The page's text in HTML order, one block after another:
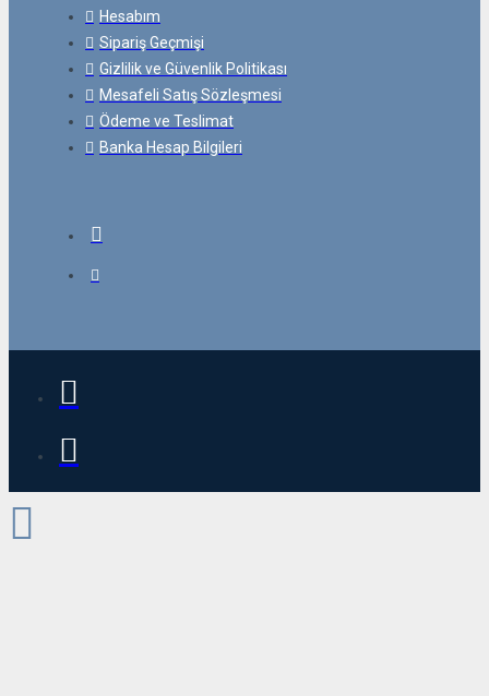
Hesabım
Sipariş Geçmişi
Gizlilik ve Güvenlik Politikası
Mesafeli Satış Sözleşmesi
Ödeme ve Teslimat
Banka Hesap Bilgileri